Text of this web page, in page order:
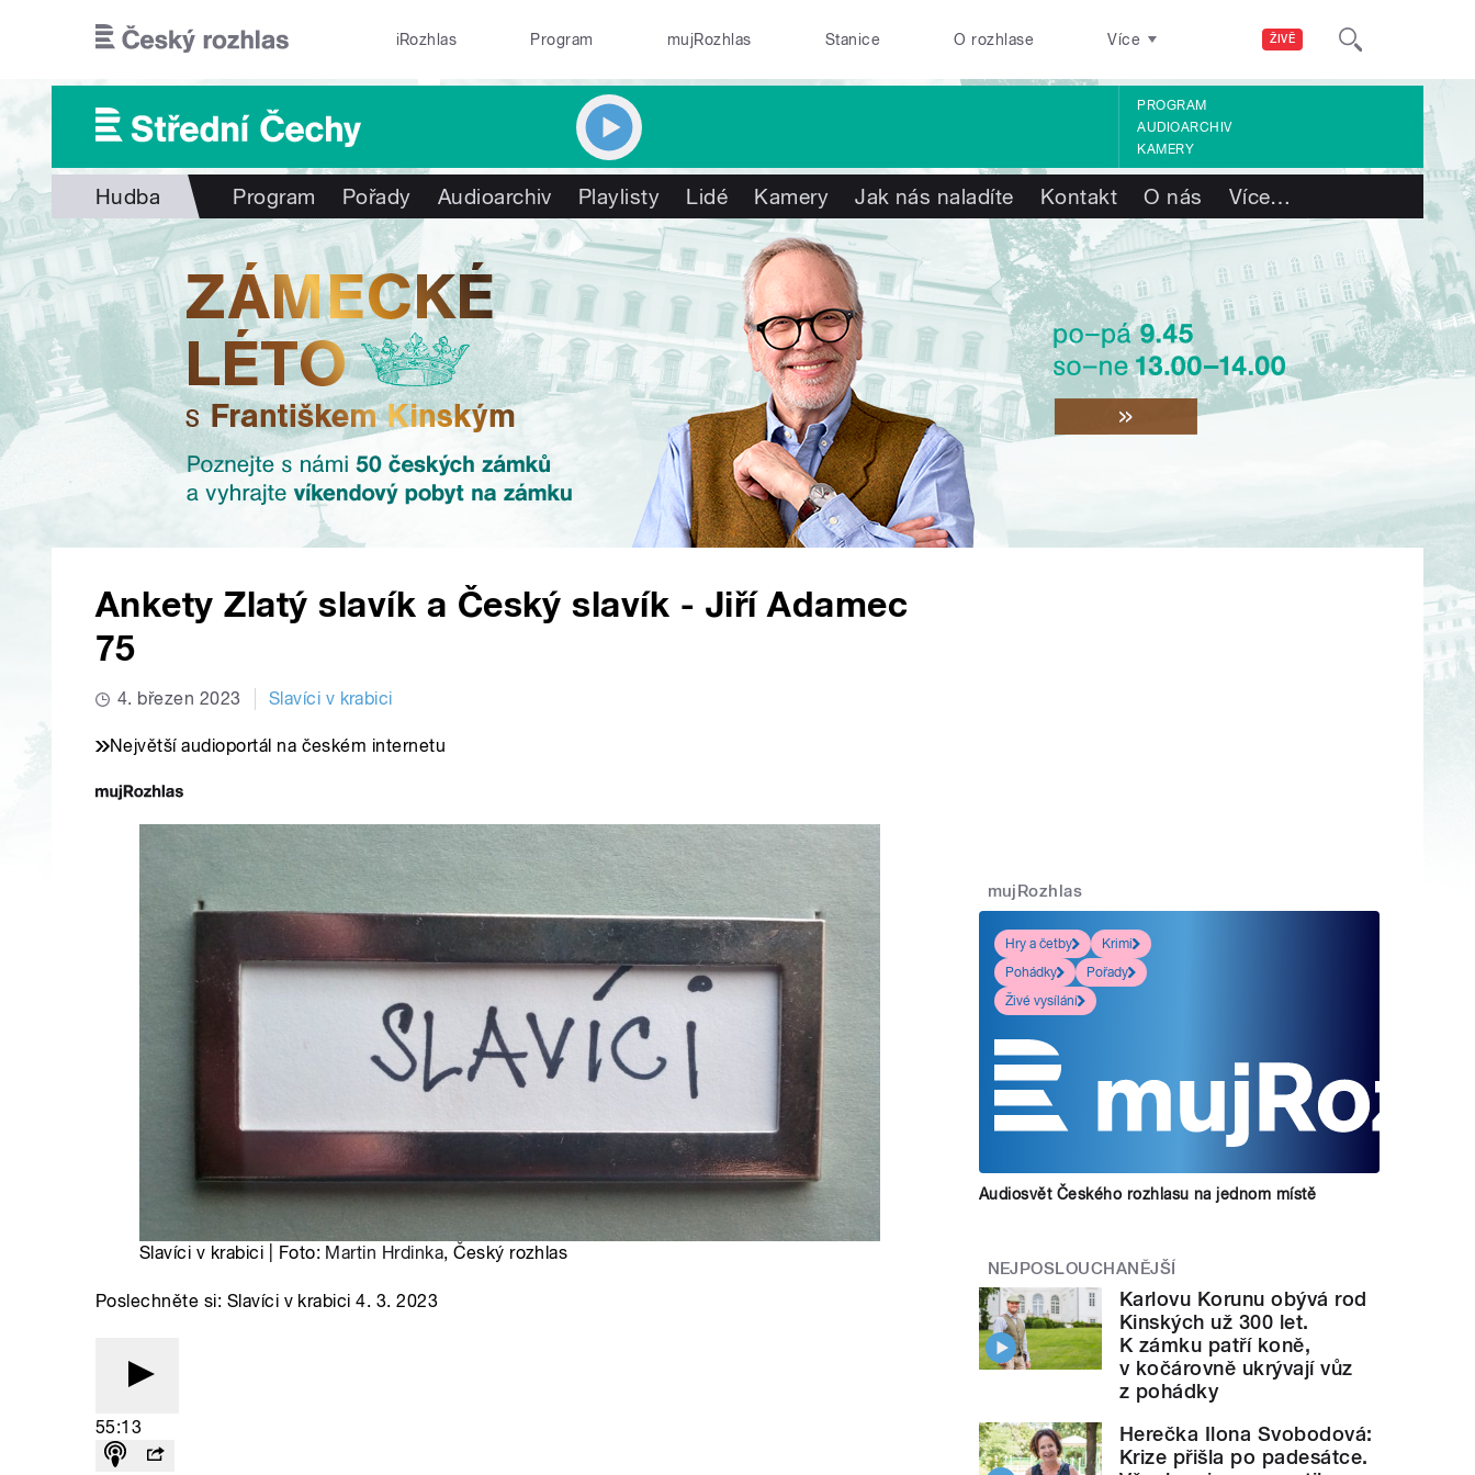
ŽIVĚ
iRozhlas Program mujRozhlas Stanice O rozhlase Více
PROGRAM
AUDIOARCHIV
KAMERY
Hudba Program Pořady Audioarchiv Playlisty Lidé Kamery Jak nás naladíte Kontakt O nás Více…
Ankety Zlatý slavík a Český slavík - Jiří Adamec
75
4. březen 2023 Slavíci v krabici
Největší audioportál na českém internetu
Slavíci v krabici | Foto: Martin Hrdinka, Český rozhlas
Poslechněte si: Slavíci v krabici 4. 3. 2023
55:13
mujRozhlas
Hry a četby
Krimi
Pohádky
Pořady
Živé vysílání
Audiosvět Českého rozhlasu na jednom místě
NEJPOSLOUCHANĚJŠÍ
Karlovu Korunu obývá rod
Kinských už 300 let.
K zámku patří koně,
v kočárovně ukrývají vůz
z pohádky
Herečka Ilona Svobodová:
Krize přišla po padesátce.